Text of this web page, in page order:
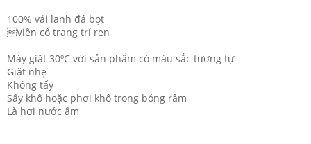
100% vải lanh đá bọt
Viền cổ trang trí ren
Máy giặt 30ºC với sản phẩm có màu sắc tương tự
Giặt nhẹ
Không tẩy
Sấy khô hoặc phơi khô trong bóng râm
Là hơi nước ấm